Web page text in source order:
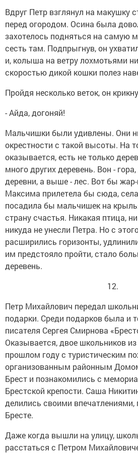
Вдруг Петр взглянул на макушку
перед огородом. Осина была
захотелось подняться на самую
сесть там. Подпрыгнув, он
и, колыша на ветру лохмотьями
скоростью дикой кошки полез
Пройдя несколько веток, он
- Айда, догоняй!
Мальчишки были удивлены. Они
окрестности с такой высоты. На
оказывается, есть не только
много других деревень. Вон -
деревни, а выше - лес. Вот бы
Максима прилетела бы сюда,
посадила бы мальчишек на
страну счастья. Никакая птица,
никуда не унесли Петра. Но с
расширились горизонты,
им предстояло пройти, стало
деревень.
12.
Петр Михайлович передал
подарки. Среди подарков была и
писателя Сергея Смирнова
Оказывается, двое школьников
прошлом году с туристическим
организованным районным
Брест и познакомились с
Брестской крепости. Саша
делились своими
Бресте.
Даже когда вышли на улицу,
расстаться с Петром